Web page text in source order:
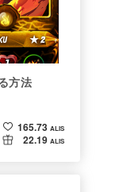
方法
165.73 ALIS
22.19 ALIS